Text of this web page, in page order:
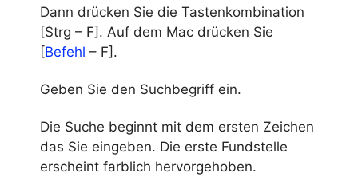
Dann drücken Sie die Tastenkombination
[Strg – F]. Auf dem Mac drücken Sie
[Befehl – F].
Geben Sie den Suchbegriff ein.
Die Suche beginnt mit dem ersten Zeichen
das Sie eingeben. Die erste Fundstelle
erscheint farblich hervorgehoben.